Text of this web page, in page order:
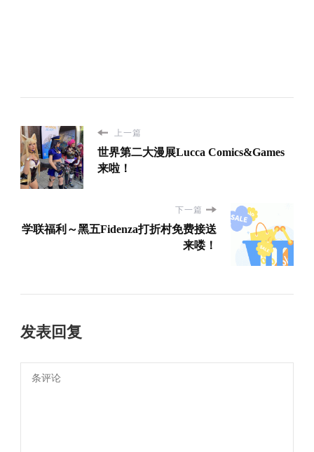
上一篇
世界第二大漫展Lucca Comics&Games
来啦！
下一篇
学联福利～黑五Fidenza打折村免费接送
来喽！
发表回复